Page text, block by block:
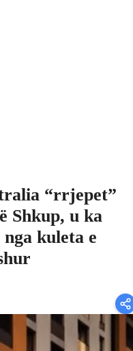
“rrjepet”
Shkup, u ka
kuleta e